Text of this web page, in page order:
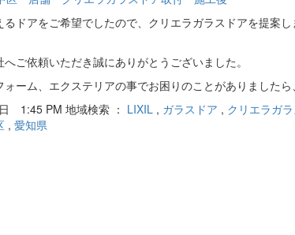
るドアをご希望でしたので、クリエラガラスドアを提案
ご依頼いただき誠にありがとうございました。
ォーム、エクステリアの事でお困りのことがありましたら
1:45 PM 地域検索 ： LIXIL , ガラスドア , クリエラガ
, 愛知県